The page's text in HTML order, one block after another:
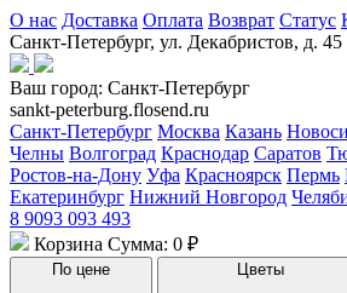
О нас Доставка Оплата Возврат Статус
Санкт-Петербург, ул. Декабристов, д. 45
Ваш город: Санкт-Петербург
sankt-peterburg.flosend.ru
Санкт-Петербург Москва Казань
Челны Волгоград Краснодар Саратов
Ростов-на-Дону Уфа Красноярск Пермь
Екатеринбург Нижний Новгород
8 9093 093 493
Корзина Сумма: 0 ₽
По цене
Цветы